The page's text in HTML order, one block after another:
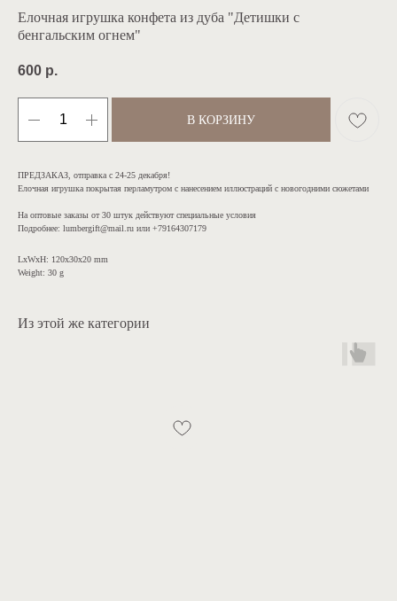
Елочная игрушка конфета из дуба "Детишки с
бенгальским огнем"
600 р.
В КОРЗИНУ
ПРЕДЗАКАЗ, отправка с 24-25 декабря!
Елочная игрушка покрытая перламутром с нанесением иллюстраций с новогодними сюжетами
На оптовые заказы от 30 штук действуют специальные условия
Подробнее: lumbergift@mail.ru или +79164307179
LxWxH: 120x30x20 mm
Weight: 30 g
Из этой же категории